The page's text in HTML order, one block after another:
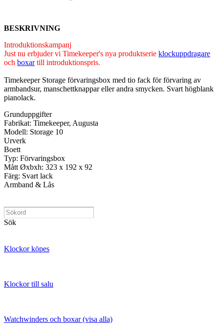
BESKRIVNING
Introduktionskampanj
Just nu erbjuder vi Timekeeper's nya produktserie klockuppdragare
och boxartill introduktionspris.
Timekeeper Storage förvaringsbox med tio fack för förvaring av
armbandsur, manschettknappar eller andra smycken. Svart högblank
pianolack.
Grunduppgifter
Fabrikat: Timekeeper, Augusta
Modell: Storage 10
Urverk
Boett
Typ: Förvaringsbox
Mått Øxbxh: 323 x 192 x 92
Färg: Svart lack
Armband & Lås
Sök
Klockor köpes
Klockor till salu
Watchwinders och boxar (visa alla)